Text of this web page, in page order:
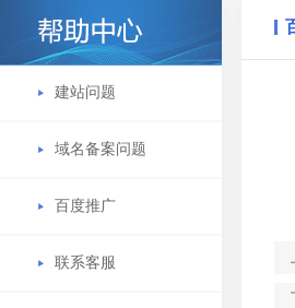
建站问题
域名备案问题
百度推广
联系客服